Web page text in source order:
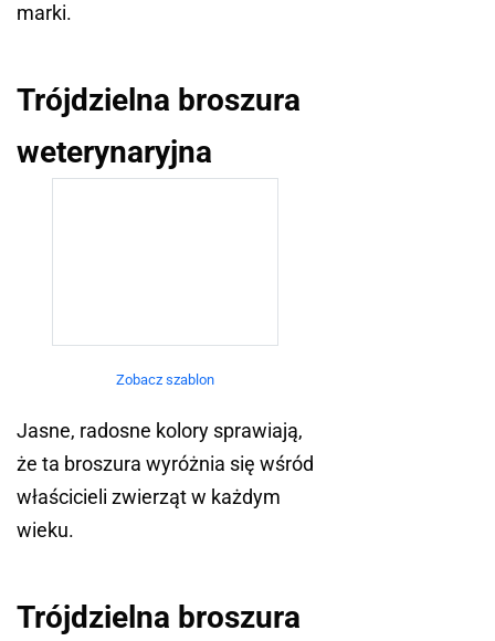
marki.
Trójdzielna broszura
weterynaryjna
Zobacz szablon
Jasne, radosne kolory sprawiają,
że ta broszura wyróżnia się wśród
właścicieli zwierząt w każdym
wieku.
Trójdzielna broszura